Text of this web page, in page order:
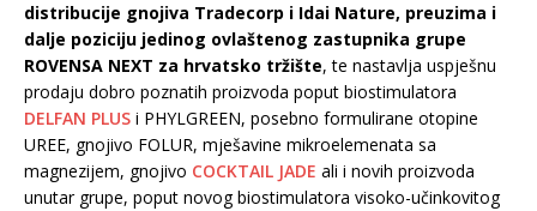
distribucije gnojiva Tradecorp i Idai Nature, preuzima i
dalje poziciju jedinog ovlaštenog zastupnika grupe
ROVENSA NEXT za hrvatsko tržište, te nastavlja uspješnu
prodaju dobro poznatih proizvoda poput biostimulatora
DELFAN PLUS i PHYLGREEN, posebno formulirane otopine
UREE, gnojivo FOLUR, mješavine mikroelemenata sa
magnezijem, gnojivo COCKTAIL JADE ali i novih proizvoda
unutar grupe, poput novog biostimulatora visoko-učinkovitog